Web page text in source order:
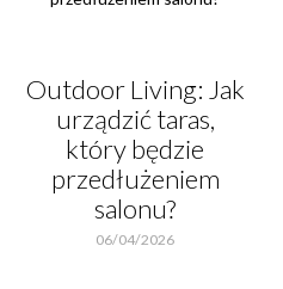
Outdoor Living: Jak
urządzić taras,
który będzie
przedłużeniem
salonu?
06/04/2026